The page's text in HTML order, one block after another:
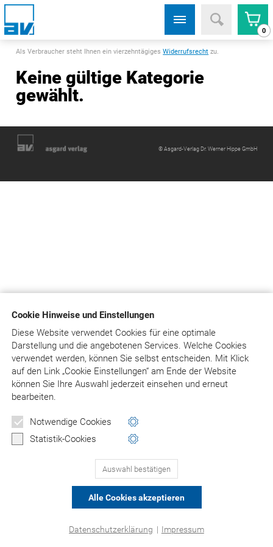
Cookie Hinweise und Einstellungen
Diese Website verwendet Cookies für eine optimale
Darstellung und die angebotenen Services. Welche Cookies
verwendet werden, können Sie selbst entscheiden. Mit Klick
aufden Link „Cookie Einstellungen“ am Ende der Website
können Sie Ihre Auswahl jederzeit einsehen und erneut
bearbeiten.
Notwendige Cookies
Statistik-Cookies
Auswahl bestätigen
Alle Cookies akzeptieren
Datenschutzerklärung | Impressum
0
Als Verbraucher steht Ihnen ein vierzehntägigesWiderrufsrecht zu.
Keine gültige Kategorie
gewählt.
© Asgard-Verlag Dr. Werner Hippe GmbH